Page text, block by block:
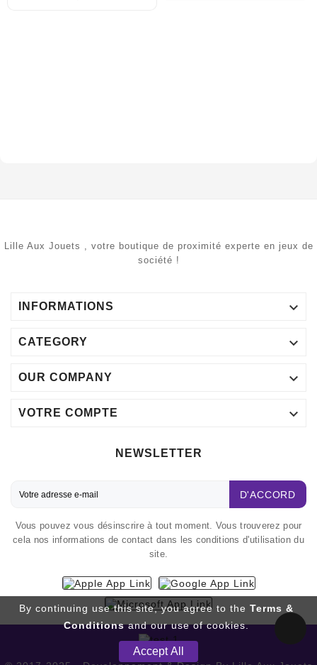
By continuing use this site, you agree to the Terms &
Conditionsand our use of cookies.
Accept All
Lille Aux Jouets , votre boutique de proximité experte en jeux de
société !
INFORMATIONS 
CATEGORY 
OUR COMPANY 
VOTRE COMPTE 
NEWSLETTER
D'ACCORD
Vous pouvez vous désinscrire à tout moment. Vous trouverez pour
cela nos informations de contact dans les conditions d'utilisation du
site.